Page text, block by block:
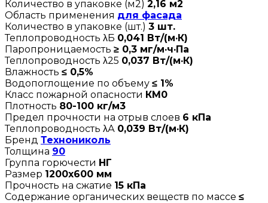
Количество в упаковке (м2) 2,16 м2
Область применения для фасада
Количество в упаковке (шт.) 3 шт.
Теплопроводность λБ 0,041 Вт/(м·К)
Паропроницаемость ≥ 0,3 мг/м·ч·Па
Теплопроводность λ25 0,037 Вт/(м·К)
Влажность ≤ 0,5%
Водопоглощение по объему ≤ 1%
Класс пожарной опасности КМ0
Плотность 80-100 кг/м3
Предел прочности на отрыв слоев 6 кПа
Теплопроводность λА 0,039 Вт/(м·К)
Бренд Технониколь
Толщина 90
Группа горючести НГ
Размер 1200х600 мм
Прочность на сжатие 15 кПа
Содержание органических веществ по массе ≤